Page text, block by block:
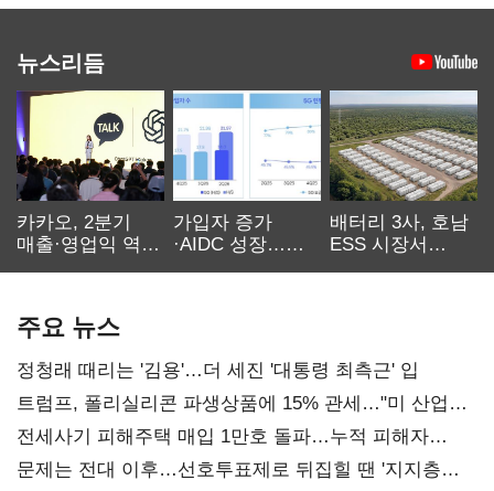
뉴스리듬
카카오, 2분기
매출·영업익 역대
가입자 증가
·AIDC 성장…
배터리 3사, 호남
ESS 시장서
주요 뉴스
정청래 때리는 '김용'…더 세진 '대통령 최측근' 입
트럼프, 폴리실리콘 파생상품에 15% 관세…"미 산업
재건"
전세사기 피해주택 매입 1만호 돌파…누적 피해자
4만278명
문제는 전대 이후…선호투표제로 뒤집힐 땐 '지지층